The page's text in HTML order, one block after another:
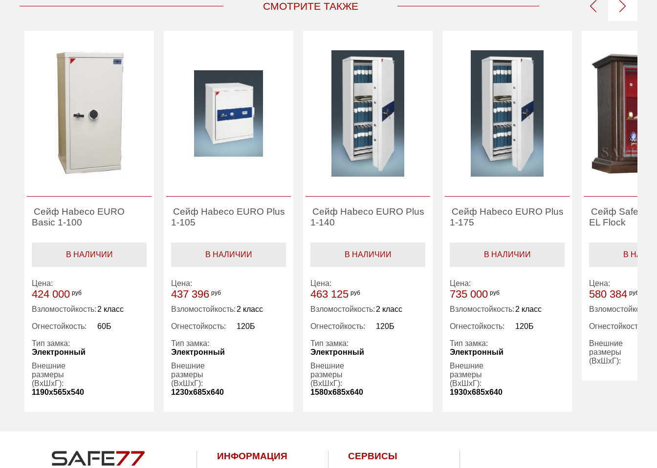
СМОТРИТЕ ТАКЖЕ
Сейф Habeco EURO
Basic 1-100
В НАЛИЧИИ
Цена:
424 000 руб
Взломостойкость: 2 класс
Огнестойкость: 60Б
Тип замка:
Электронный
Внешние
размеры
(ВхШхГ):
1190x565x540
Внутренний
объем (л):
131.00
Сейф Habeco EURO Plus
1-105
В НАЛИЧИИ
Цена:
437 396 руб
Взломостойкость: 2 класс
Огнестойкость: 120Б
Тип замка:
Электронный
Внешние
размеры
(ВхШхГ):
1230x685x640
210.00
Сейф Habeco EURO Plus
1-140
В НАЛИЧИИ
Цена:
463 125 руб
Взломостойкость: 2 класс
Огнестойкость: 120Б
Тип замка:
Электронный
Внешние
размеры
(ВхШхГ):
1580x685x640
Внутренний
280.00
Сейф Habeco EURO Plus
1-175
В НАЛИЧИИ
Цена:
735 000 руб
Взломостойкость: 2 класс
Огнестойкость: 120Б
Тип замка:
Электронный
Внешние
размеры
(ВхШхГ):
1930x685x640
Сейф
EL Flock
В
Цена:
580 384 руб
Взломостойкость:
Огнестойкость:
Внешние
размеры
(ВхШхГ):
ИНФОРМАЦИЯ СЕРВИСЫ